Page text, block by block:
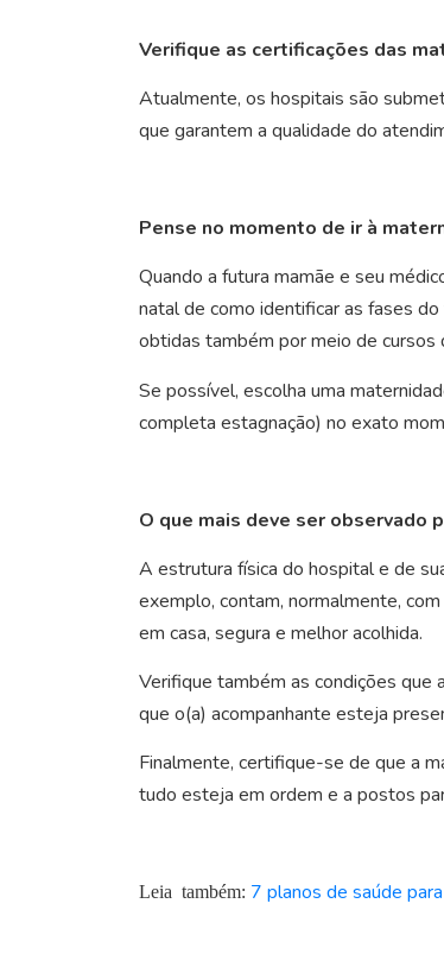
Verifique as certificações das
Atualmente, os hospitais são
que garantem a qualidade do
Pense no momento de ir à
Quando a futura mamãe e seu
natal de como identificar as fases
obtidas também por meio de
Se possível, escolha uma
completa estagnação) no exato
O que mais deve ser observado
A estrutura física do hospital e de
exemplo, contam, normalmente,
em casa, segura e melhor acolhida.
Verifique também as condições que
que o(a) acompanhante esteja
Finalmente, certifique-se de que a
tudo esteja em ordem e a postos
Leia também: 7 planos de saúde